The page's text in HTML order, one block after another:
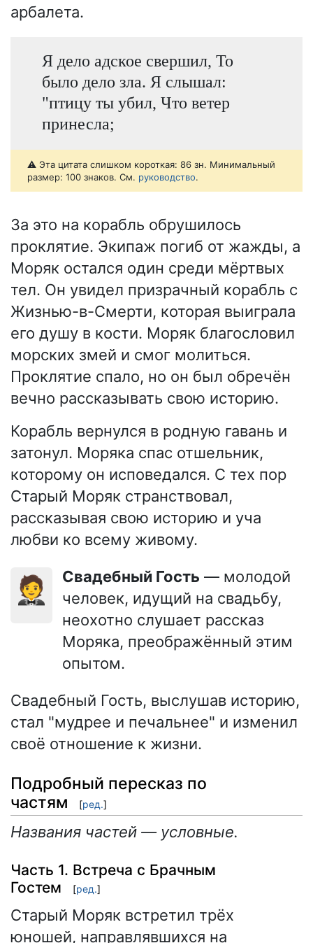
арбалета.
Я дело адское свершил, То
было дело зла. Я слышал:
"птицу ты убил, Что ветер
принесла;
⚠️ Эта цитата слишком короткая: 86 зн. Минимальный
размер: 100 знаков. См. руководство.
За это на корабль обрушилось
проклятие. Экипаж погиб от жажды, а
Моряк остался один среди мёртвых
тел. Он увидел призрачный корабль с
Жизнью-в-Смерти, которая выиграла
его душу в кости. Моряк благословил
морских змей и смог молиться.
Проклятие спало, но он был обречён
вечно рассказывать свою историю.
Корабль вернулся в родную гавань и
затонул. Моряка спас отшельник,
которому он исповедался. С тех пор
Старый Моряк странствовал,
рассказывая свою историю и уча
любви ко всему живому.
🤵 Свадебный Гость — молодой
человек, идущий на свадьбу,
неохотно слушает рассказ
Моряка, преображённый этим
опытом.
Свадебный Гость, выслушав историю,
стал "мудрее и печальнее" и изменил
своё отношение к жизни.
Подробный пересказ по
частям
[ред.]
Названия частей — условные.
Часть 1. Встреча с Брачным
Гостем
[ред.]
Старый Моряк встретил трёх
юношей, направлявшихся на